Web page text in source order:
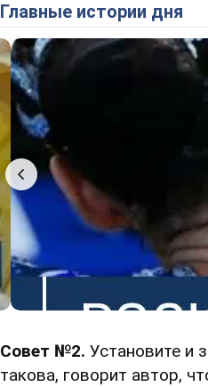
Главные истории дня
Совет №2. Установите и
такова, говорит автор,